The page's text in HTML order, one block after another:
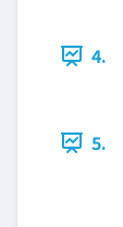
4.
5.